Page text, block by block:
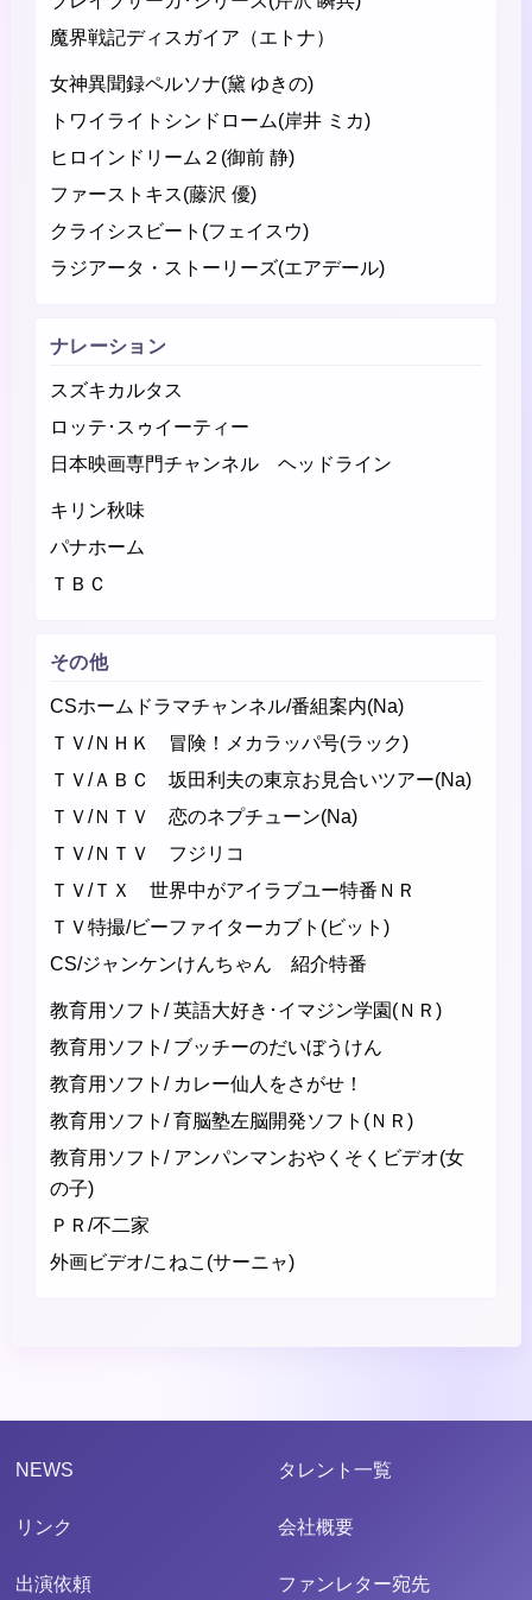
魔界戦記ディスガイア（エトナ）
女神異聞録ペルソナ(黛 ゆきの)
トワイライトシンドローム(岸井 ミカ)
ヒロインドリーム２(御前 静)
ファーストキス(藤沢 優)
クライシスビート(フェイスウ)
ラジアータ・ストーリーズ(エアデール)
ナレーション
スズキカルタス
ロッテ･スゥイーティー
日本映画専門チャンネル ヘッドライン
キリン秋味
パナホーム
ＴＢＣ
その他
CSホームドラマチャンネル/番組案内(Na)
ＴＶ/ＮＨＫ 冒険！メカラッパ号(ラック)
ＴＶ/ＡＢＣ 坂田利夫の東京お見合いツアー(Na)
ＴＶ/ＮＴＶ 恋のネプチューン(Na)
ＴＶ/ＮＴＶ フジリコ
ＴＶ/ＴＸ 世界中がアイラブユー特番ＮＲ
ＴＶ特撮/ビーファイターカブト(ビット)
CS/ジャンケンけんちゃん 紹介特番
教育用ソフト/ 英語大好き･イマジン学園(ＮＲ)
教育用ソフト/ ブッチーのだいぼうけん
教育用ソフト/ カレー仙人をさがせ！
教育用ソフト/ 育脳塾左脳開発ソフト(ＮＲ)
教育用ソフト/ アンパンマンおやくそくビデオ(女
の子)
ＰＲ/不二家
外画ビデオ/こねこ(サーニャ)
NEWS タレント一覧
リンク 会社概要
出演依頼 ファンレター宛先